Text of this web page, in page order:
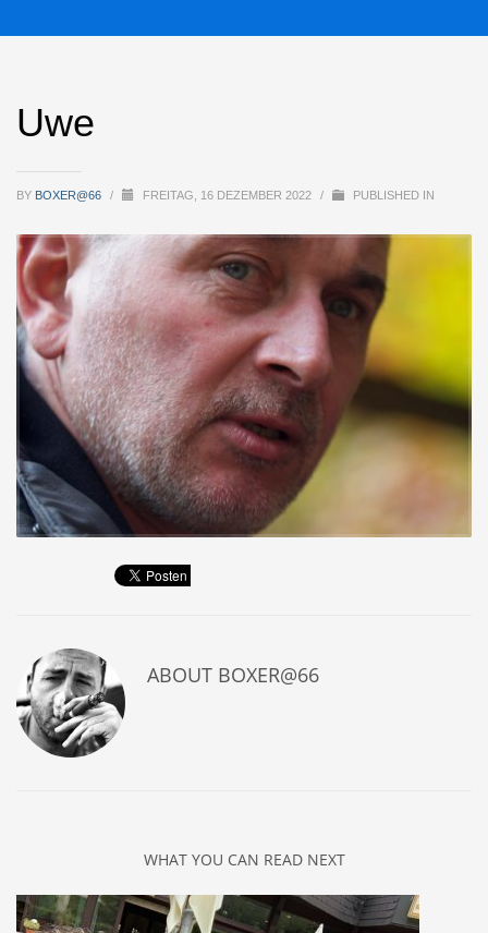
Uwe
BY BOXER@66 / FREITAG, 16 DEZEMBER 2022 / PUBLISHED IN
ABOUT BOXER@66
WHAT YOU CAN READ NEXT